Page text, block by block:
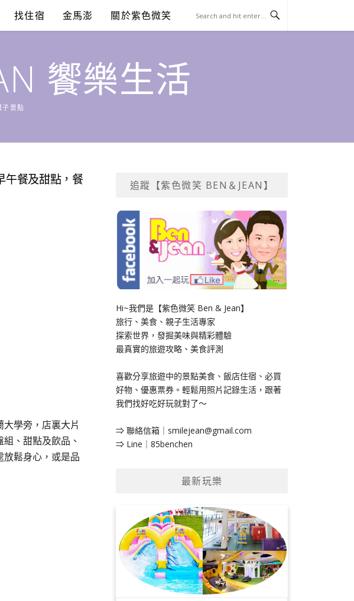
找住宿 金馬澎 關於紫色微笑
饗樂生活
子景點
午餐及甜點，餐
學旁，店裏大片
、甜點及飲品、
鬆身心，或是品
追蹤【紫色微笑 BEN＆JEAN】
Hi~我們是【紫色微笑 Ben & Jean】
旅行、美食、親子生活專家
探索世界，發掘美味與精彩體驗
最真實的旅遊攻略、美食評測
喜歡分享旅遊中的景點美食、飯店住宿、必買
好物、優惠票券。輕鬆用照片記錄生活，跟著
我們找好吃好玩就對了～
⇒ 聯絡信箱｜ smilejean@gmail.com
⇒ Line｜85benchen
最新玩樂